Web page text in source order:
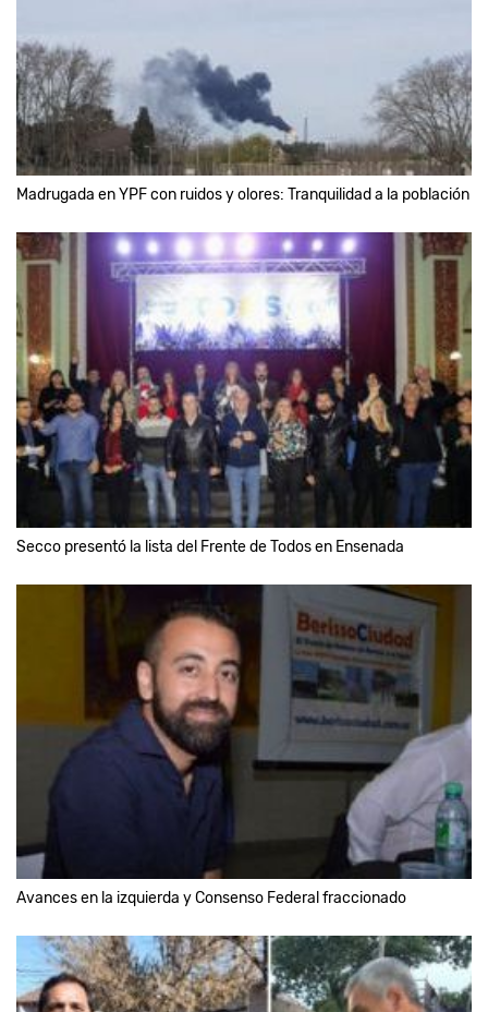
Madrugada en YPF con ruidos y olores: Tranquilidad a la población
Secco presentó la lista del Frente de Todos en Ensenada
Avances en la izquierda y Consenso Federal fraccionado